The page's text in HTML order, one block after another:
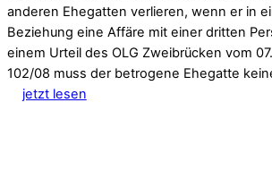
anderen Ehegatten verlieren, wenn er in
Beziehung eine Affäre mit einer dritten
einem Urteil des OLG Zweibrücken vom
102/08 muss der betrogene Ehegatte
jetzt lesen